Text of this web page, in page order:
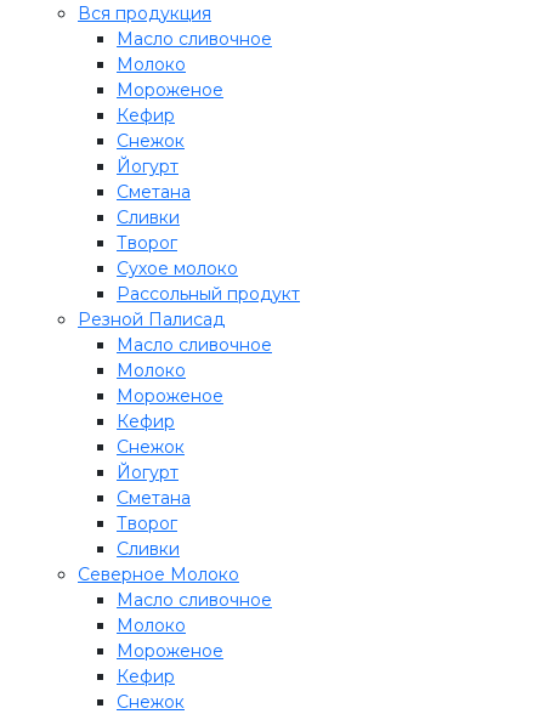
Вся продукция
Масло сливочное
Молоко
Мороженое
Кефир
Снежок
Йогурт
Сметана
Сливки
Творог
Сухое молоко
Рассольный продукт
Резной Палисад
Масло сливочное
Молоко
Мороженое
Кефир
Снежок
Йогурт
Сметана
Творог
Сливки
Северное Молоко
Масло сливочное
Молоко
Мороженое
Кефир
Снежок